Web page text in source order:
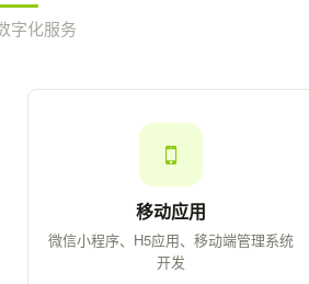
字化服务
移动应用
微信小程序、H5应用、移动端管理系统
开发